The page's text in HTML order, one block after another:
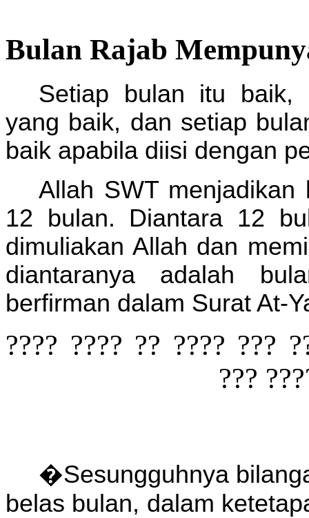
Bulan Rajab
Setiap bulan itu baik,
yang baik, dan setiap
baik apabila diisi dengan
Allah SWT
12 bulan. Diantara 12
dimuliakan Allah dan
diantaranya adalah
berfirman dalam Surat At-
?? ??? ?????? ??? ????
???
�Sesungguhnya
belas bulan, dalam